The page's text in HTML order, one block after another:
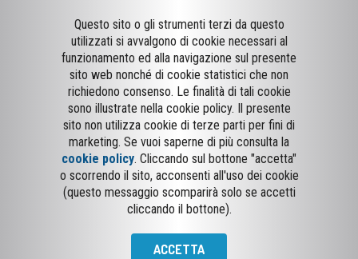
Questo sito o gli strumenti terzi da questo
utilizzati si avvalgono di cookie necessari al
funzionamento ed alla navigazione sul presente
sito web nonché di cookie statistici che non
richiedono consenso. Le finalità di tali cookie
sono illustrate nella cookie policy. Il presente
sito non utilizza cookie di terze parti per fini di
marketing. Se vuoi saperne di più consulta la
cookie policy. Cliccando sul bottone "accetta"
o scorrendo il sito, acconsenti all'uso dei cookie
(questo messaggio scomparirà solo se accetti
cliccando il bottone).
ACCETTA